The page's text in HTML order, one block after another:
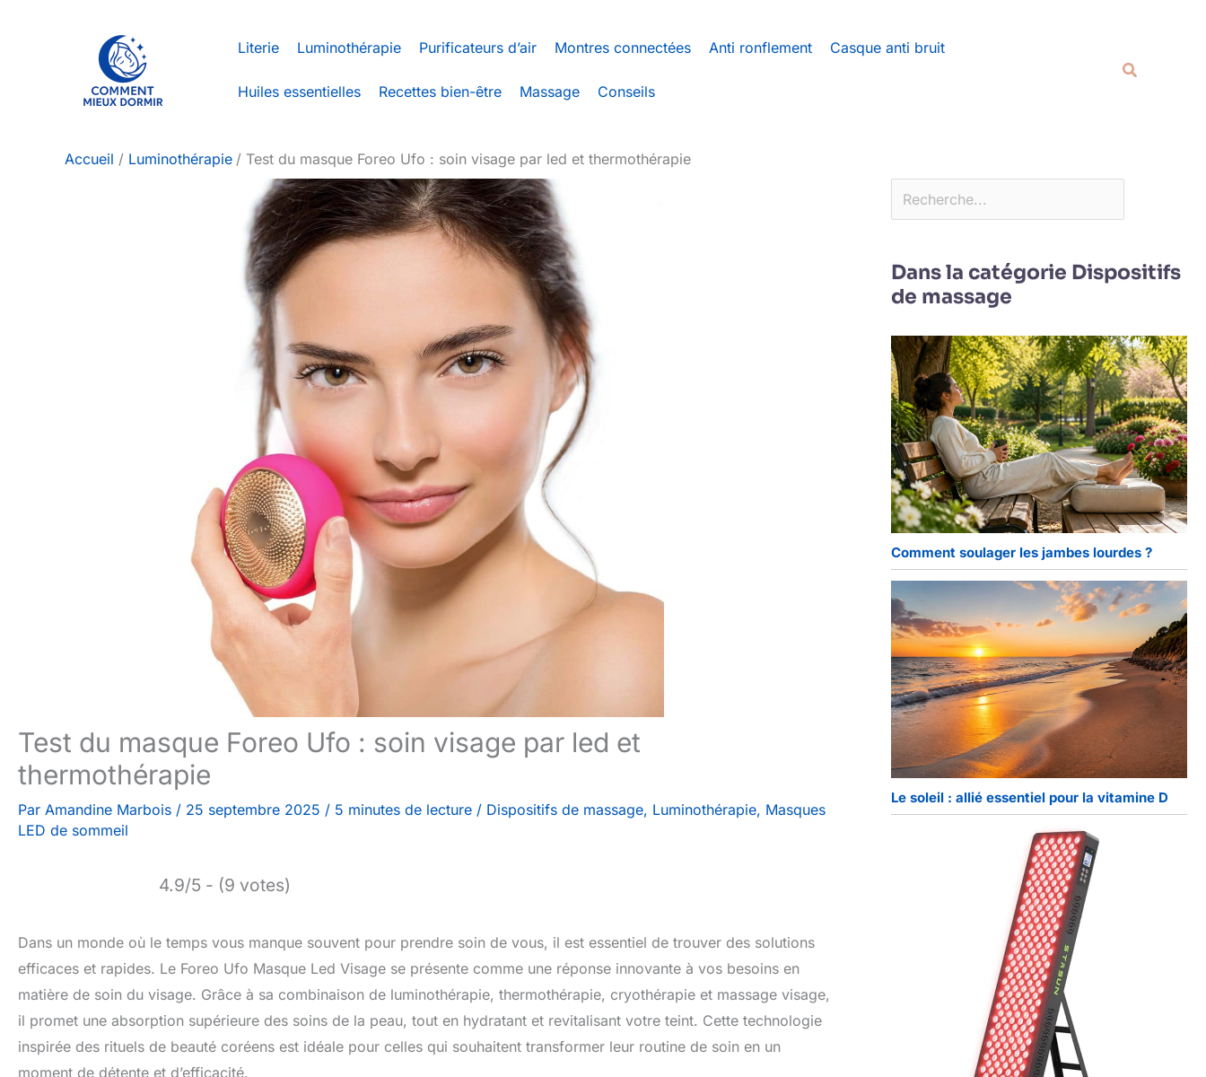
Literie Luminothérapie Purificateurs d’air Montres connectées Anti ronflement Casque anti bruit
Huiles essentielles Recettes bien-être Massage Conseils
Accueil Luminothérapie Test du masque Foreo Ufo : soin visage par led et thermothérapie
Test du masque Foreo Ufo : soin visage par led et
thermothérapie
Par Amandine Marbois / 25 septembre 2025 / 5 minutes de lecture / Dispositifs de massage, Luminothérapie, Masques
LED de sommeil
4.9/5 - (9 votes)
Dans un monde où le temps vous manque souvent pour prendre soin de vous, il est essentiel de trouver des solutions
efficaces et rapides. Le Foreo Ufo Masque Led Visage se présente comme une réponse innovante à vos besoins en
matière de soin du visage. Grâce à sa combinaison de luminothérapie, thermothérapie, cryothérapie et massage visage,
il promet une absorption supérieure des soins de la peau, tout en hydratant et revitalisant votre teint. Cette technologie
inspirée des rituels de beauté coréens est idéale pour celles qui souhaitent transformer leur routine de soin en un
moment de détente et d’efficacité.
Dans la catégorie Dispositifs
de massage
Comment soulager les jambes lourdes ?
Le soleil : allié essentiel pour la vitamine D